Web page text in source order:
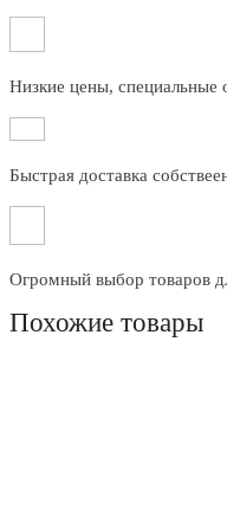
Низкие цены, специальные
Быстрая доставка
Огромный выбор товаров
Похожие товары